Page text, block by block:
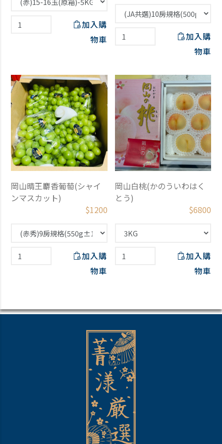
加入購
物車
加入購
物車
岡山晴王麝香葡萄(シャイ
ンマスカット)
$1200
加入購
物車
岡山白桃(かのういわはく
とう)
$6800
加入購
物車